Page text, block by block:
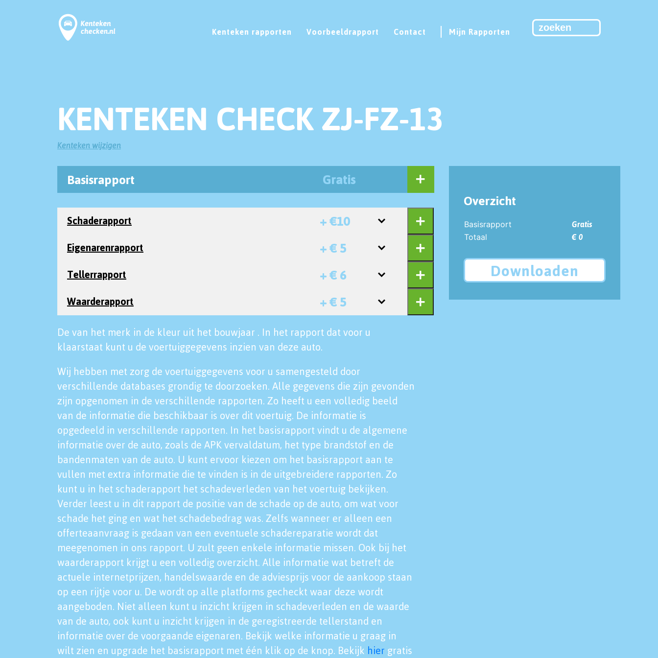
Kenteken rapporten Voorbeeldrapport Contact Mijn Rapporten
KENTEKEN CHECK ZJ-FZ-13
Kenteken wijzigen
Basisrapport Gratis
Schaderapport + €10
Eigenarenrapport + € 5
Tellerrapport + € 6
Waarderapport + € 5
De van het merk in de kleur uit het bouwjaar . In het rapport dat voor u
klaarstaat kunt u de voertuiggegevens inzien van deze auto.
Wij hebben met zorg de voertuiggegevens voor u samengesteld door
verschillende databases grondig te doorzoeken. Alle gegevens die zijn gevonden
zijn opgenomen in de verschillende rapporten. Zo heeft u een volledig beeld
van de informatie die beschikbaar is over dit voertuig. De informatie is
opgedeeld in verschillende rapporten. In het basisrapport vindt u de algemene
informatie over de auto, zoals de APK vervaldatum, het type brandstof en de
bandenmaten van de auto. U kunt ervoor kiezen om het basisrapport aan te
vullen met extra informatie die te vinden is in de uitgebreidere rapporten. Zo
kunt u in het schaderapport het schadeverleden van het voertuig bekijken.
Verder leest u in dit rapport de positie van de schade op de auto, om wat voor
schade het ging en wat het schadebedrag was. Zelfs wanneer er alleen een
offerteaanvraag is gedaan van een eventuele schadereparatie wordt dat
meegenomen in ons rapport. U zult geen enkele informatie missen. Ook bij het
waarderapport krijgt u een volledig overzicht. Alle informatie wat betreft de
actuele internetprijzen, handelswaarde en de adviesprijs voor de aankoop staan
op een rijtje voor u. De wordt op alle platforms gecheckt waar deze wordt
aangeboden. Niet alleen kunt u inzicht krijgen in schadeverleden en de waarde
van de auto, ook kunt u inzicht krijgen in de geregistreerde tellerstand en
informatie over de voorgaande eigenaren. Bekijk welke informatie u graag in
wilt zien en upgrade het basisrapport met één klik op de knop. Bekijk hier gratis
Overzicht
Basisrapport
Gratis
Totaal
€ 0
Downloaden